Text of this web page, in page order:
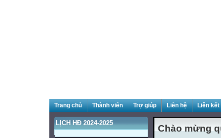
Trang chủ Thành viên Trợ giúp Liên hệ Liên
LỊCH HĐ 2024-2025
Chào mừng